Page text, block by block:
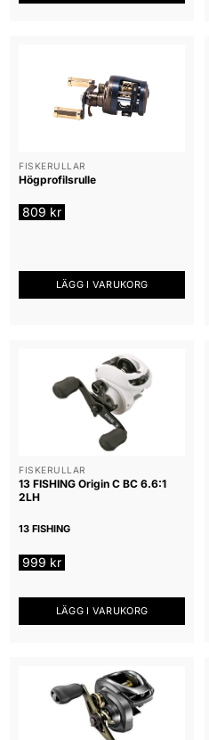
FISKERULLAR
Högprofilsrulle
809 kr
LÄGG I VARUKORG
FISKERULLAR
13 FISHING Origin C BC 6.6:1
2LH
13 FISHING
999 kr
LÄGG I VARUKORG